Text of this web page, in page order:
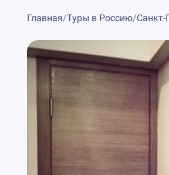
Главная/Туры в Россию/Санкт-